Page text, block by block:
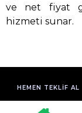
ve net fiyat
hizmeti sunar.
HEMEN TEKLIF AL